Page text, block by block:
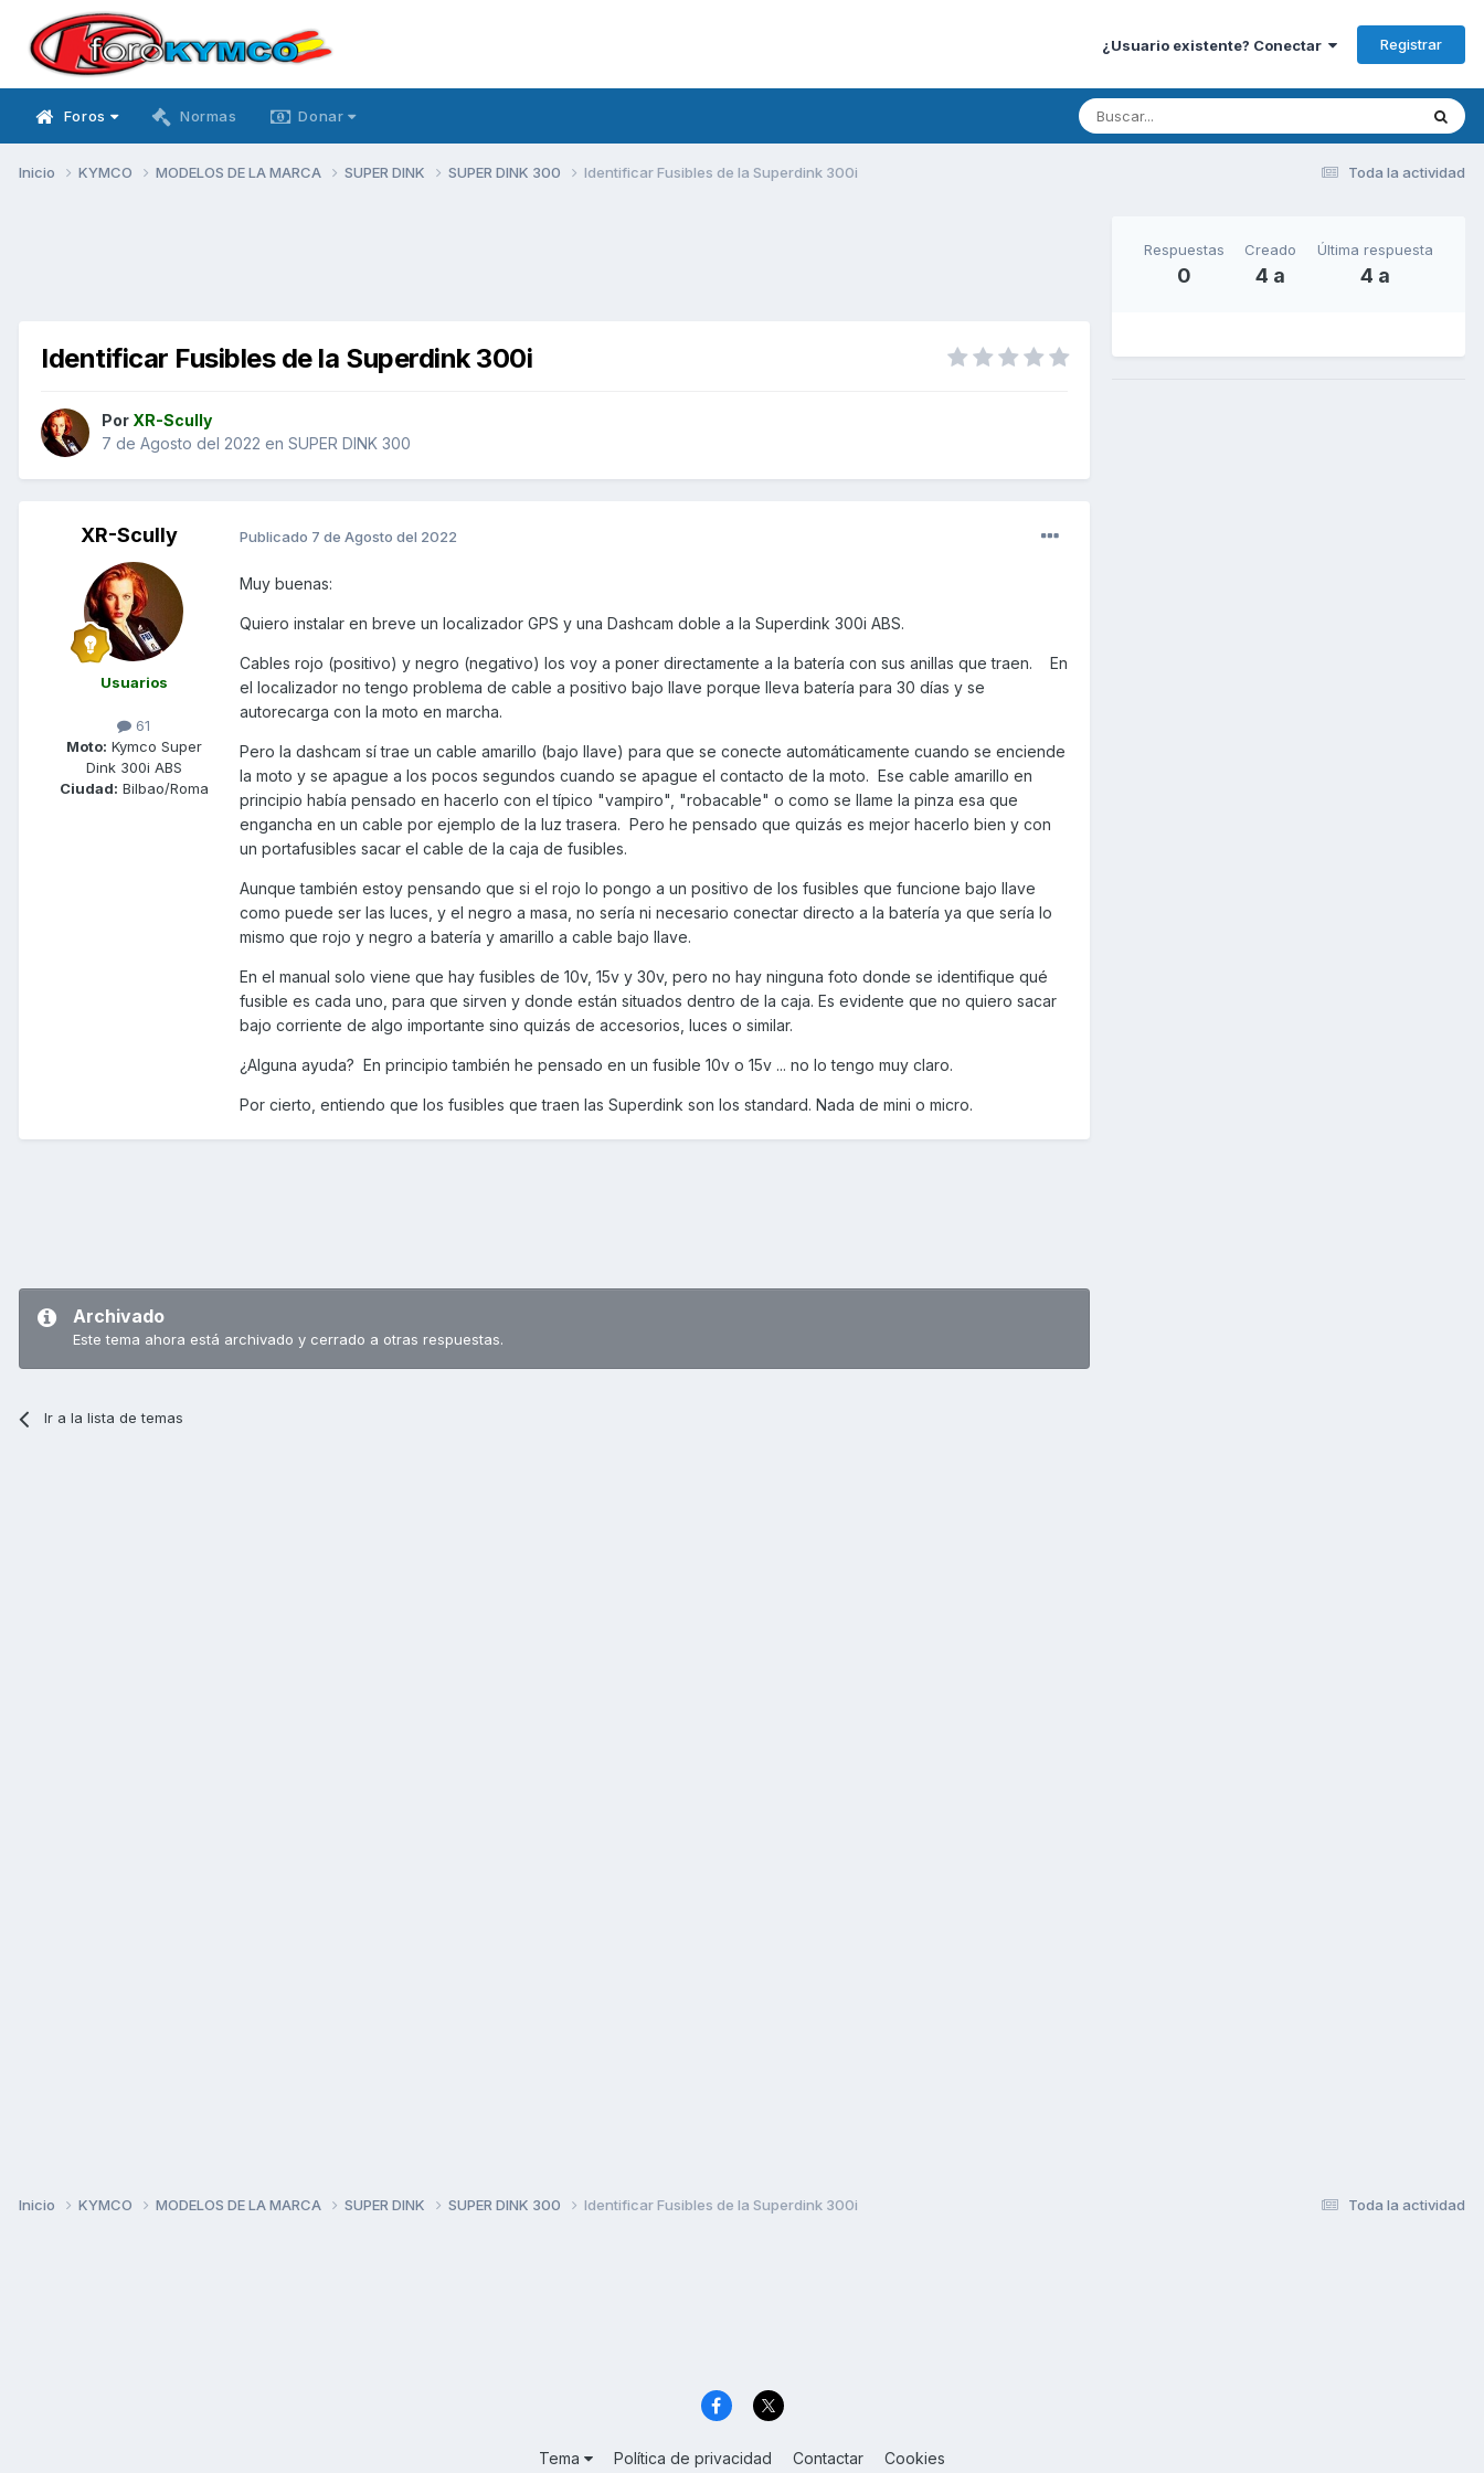
¿Usuario existente? Conectar Registrar
Foros Normas Donar
Toda la actividad
Inicio KYMCO MODELOS DE LA MARCA SUPER DINK SUPER DINK 300 Identificar Fusibles de la Superdink 300i
Identificar Fusibles de la Superdink 300i
Por XR-Scully
7 de Agosto del 2022 en SUPER DINK 300
XR-Scully
Usuarios
61
Moto: Kymco Super
Dink 300i ABS
Ciudad: Bilbao/Roma
Publicado 7 de Agosto del 2022
Muy buenas:
Quiero instalar en breve un localizador GPS y una Dashcam doble a la Superdink 300i ABS.
Cables rojo (positivo) y negro (negativo) los voy a poner directamente a la batería con sus anillas que traen. En
el localizador no tengo problema de cable a positivo bajo llave porque lleva batería para 30 días y se
autorecarga con la moto en marcha.
Pero la dashcam sí trae un cable amarillo (bajo llave) para que se conecte automáticamente cuando se enciende
la moto y se apague a los pocos segundos cuando se apague el contacto de la moto. Ese cable amarillo en
principio había pensado en hacerlo con el típico "vampiro", "robacable" o como se llame la pinza esa que
engancha en un cable por ejemplo de la luz trasera. Pero he pensado que quizás es mejor hacerlo bien y con
un portafusibles sacar el cable de la caja de fusibles.
Aunque también estoy pensando que si el rojo lo pongo a un positivo de los fusibles que funcione bajo llave
como puede ser las luces, y el negro a masa, no sería ni necesario conectar directo a la batería ya que sería lo
mismo que rojo y negro a batería y amarillo a cable bajo llave.
En el manual solo viene que hay fusibles de 10v, 15v y 30v, pero no hay ninguna foto donde se identifique qué
fusible es cada uno, para que sirven y donde están situados dentro de la caja. Es evidente que no quiero sacar
bajo corriente de algo importante sino quizás de accesorios, luces o similar.
¿Alguna ayuda? En principio también he pensado en un fusible 10v o 15v ... no lo tengo muy claro.
Por cierto, entiendo que los fusibles que traen las Superdink son los standard. Nada de mini o micro.
Archivado
Este tema ahora está archivado y cerrado a otras respuestas.
Ir a la lista de temas
Respuestas
0
Creado
4 a
Última respuesta
4 a
Toda la actividad
Inicio KYMCO MODELOS DE LA MARCA SUPER DINK SUPER DINK 300 Identificar Fusibles de la Superdink 300i
Tema Política de privacidad Contactar Cookies